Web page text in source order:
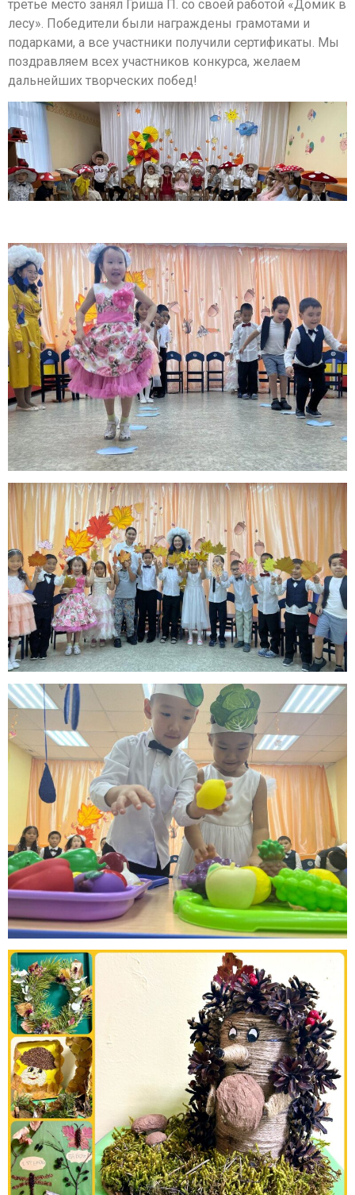
третье место занял Гриша П. со своей работой «Домик в
лесу». Победители были награждены грамотами и
подарками, а все участники получили сертификаты. Мы
поздравляем всех участников конкурса, желаем
дальнейших творческих побед!